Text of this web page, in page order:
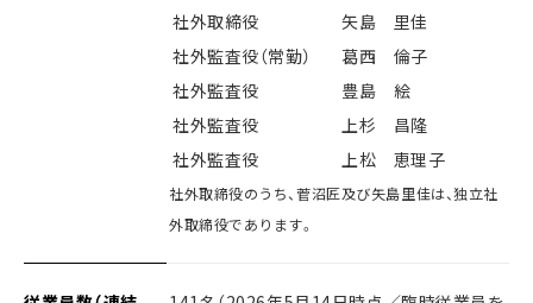
社外取締役
矢島 里佳
社外監査役（常勤）
葛西 倫子
社外監査役
豊島 絵
社外監査役
上杉 昌隆
社外監査役
上松 恵理子
社外取締役のうち、菅沼匠及び矢島里佳は、独立社
外取締役であります。